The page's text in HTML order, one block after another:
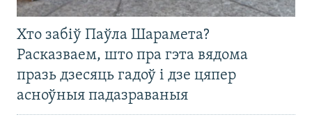
Хто забіў Паўла Шарамета?
Расказваем, што пра гэта вядома
празь дзесяць гадоў і дзе цяпер
асноўныя падазраваныя